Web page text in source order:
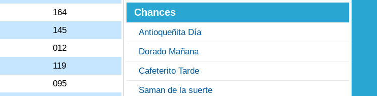
164
145
012
119
095
Chances
Antioqueñita Día
Dorado Mañana
Cafeterito Tarde
Saman de la suerte